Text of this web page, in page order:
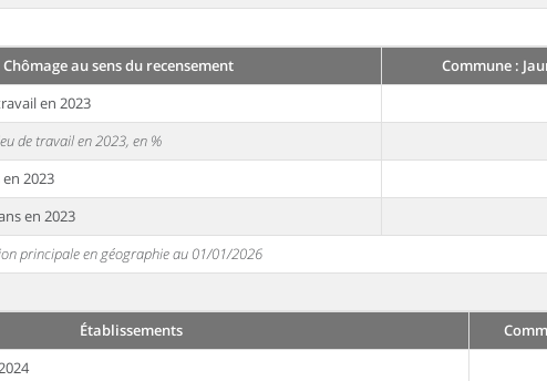
au sens du recensement Commune :
en 2023
de travail en 2023, en %
2023
en 2023
principale en géographie au 01/01/2026
Établissements